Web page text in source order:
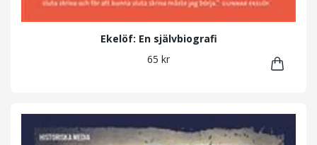
Ekelöf: En självbiografi
65 kr